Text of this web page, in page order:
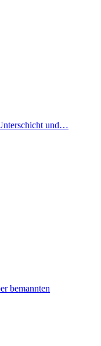
und…
bemannten